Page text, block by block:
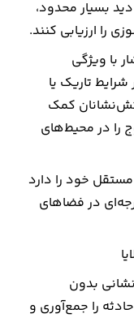
بسیار محدود،
را ارزیابی کنند.
با ویژگی
تاریک یا
کمک
را در محیط‌های
مستقل خود را دارد
حرکت دقیق و چرخش ۳۶۰ درجه‌ای در فضاهای
بدون
را جمع‌آوری و